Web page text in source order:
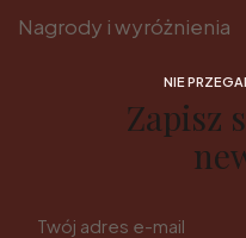
Nagrody i wyróżnienia
NIE
Zapisz
Twój adres e-mail